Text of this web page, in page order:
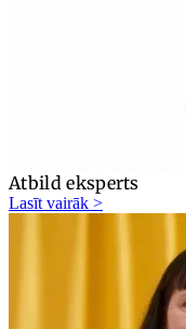
Atbild eksperts
Lasīt vairāk >